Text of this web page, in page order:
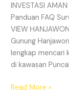
INVESTASI
Panduan FAQ
VIEW
Gunung
lengkap mencari
di kawasan
Read More »